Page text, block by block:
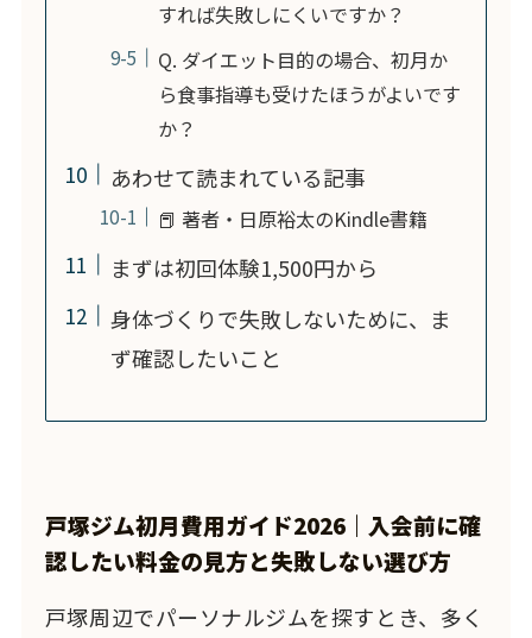
すれば失敗しにくいですか？
Q. ダイエット目的の場合、初月か
ら食事指導も受けたほうがよいです
か？
あわせて読まれている記事
📕 著者・日原裕太のKindle書籍
まずは初回体験1,500円から
身体づくりで失敗しないために、ま
ず確認したいこと
戸塚ジム初月費用ガイド2026｜入会前に確
認したい料金の見方と失敗しない選び方
戸塚周辺でパーソナルジムを探すとき、多く